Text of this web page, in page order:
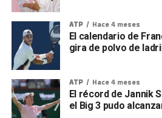
ATP Hace 4 meses
El calendario de
gira de polvo de
ATP Hace 4 meses
El récord de Jannik
el Big 3 pudo